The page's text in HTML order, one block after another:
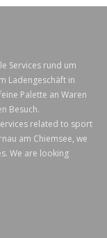
Services rund um
Ladengeschäft in
Palette an Waren
Besuch.
related to sport
am Chiemsee, we
We are looking